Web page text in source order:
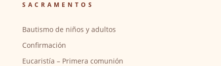
SACRAMENTOS
Bautismo de niños y adultos
Confirmación
Eucaristía – Primera comunión